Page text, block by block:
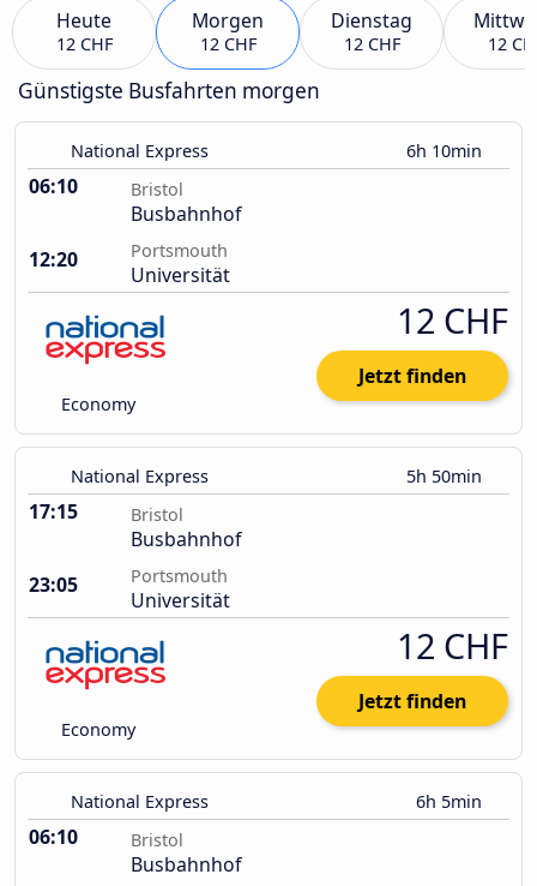
Heute
12 CHF
Morgen
12 CHF
Dienstag
12 CHF 12
Günstigste Busfahrten morgen
National Express 6h 10min
06:10 Bristol
Busbahnhof
12:20
Portsmouth
Universität
Economy
12 CHF
Jetzt finden
National Express 5h 50min
17:15 Bristol
Busbahnhof
23:05
Portsmouth
Universität
Economy
12 CHF
Jetzt finden
National Express 6h 5min
06:10 Bristol
Busbahnhof